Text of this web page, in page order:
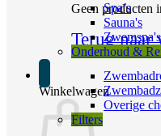
Geen producten
Terug naar
Winkelwagen
Spa’s
Sauna's
Zwemspa's
Onderhoud &
Overige
Filters